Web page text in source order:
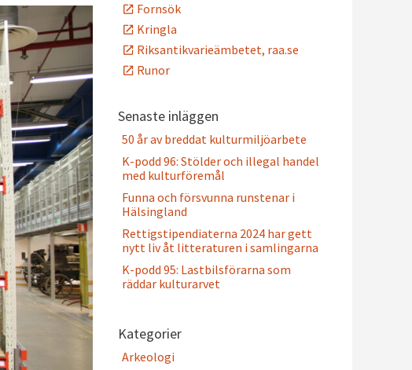
Fornsök
Kringla
Riksantikvarieämbetet, raa.se
Runor
Senaste inläggen
50 år av breddat kulturmiljöarbete
K-podd 96: Stölder och illegal handel
med kulturföremål
Funna och försvunna runstenar i
Hälsingland
Rettigstipendiaterna 2024 har gett
nytt liv åt litteraturen i samlingarna
K-podd 95: Lastbilsförarna som
räddar kulturarvet
Kategorier
Arkeologi